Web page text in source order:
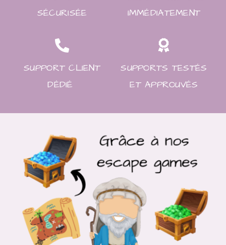
SÉCURISÉE
IMMÉDIATEMENT
SUPPORT CLIENT
DÉDIÉ
SUPPORTS TESTÉS
ET APPROUVÉS